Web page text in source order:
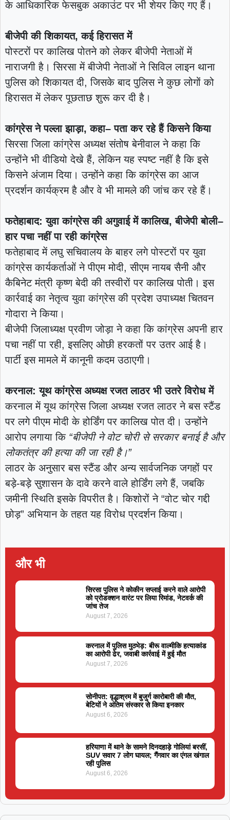
के आधिकारिक फेसबुक अकाउंट पर भी शेयर किए गए हैं।
बीजेपी की शिकायत, कई हिरासत में
पोस्टरों पर कालिख पोतने को लेकर बीजेपी नेताओं में
नाराजगी है। सिरसा में बीजेपी नेताओं ने सिविल लाइन थाना
पुलिस को शिकायत दी, जिसके बाद पुलिस ने कुछ लोगों को
हिरासत में लेकर पूछताछ शुरू कर दी है।
कांग्रेस ने पल्ला झाड़ा, कहा– पता कर रहे हैं किसने किया
सिरसा जिला कांग्रेस अध्यक्ष संतोष बेनीवाल ने कहा कि
उन्होंने भी वीडियो देखे हैं, लेकिन यह स्पष्ट नहीं है कि इसे
किसने अंजाम दिया। उन्होंने कहा कि कांग्रेस का आज
प्रदर्शन कार्यक्रम है और वे भी मामले की जांच कर रहे हैं।
फतेहाबाद: युवा कांग्रेस की अगुवाई में कालिख, बीजेपी बोली–
हार पचा नहीं पा रही कांग्रेस
फतेहाबाद में लघु सचिवालय के बाहर लगे पोस्टरों पर युवा
कांग्रेस कार्यकर्ताओं ने पीएम मोदी, सीएम नायब सैनी और
कैबिनेट मंत्री कृष्ण बेदी की तस्वीरों पर कालिख पोती। इस
कार्रवाई का नेतृत्व युवा कांग्रेस की प्रदेश उपाध्यक्ष चितवन
गोदारा ने किया।
बीजेपी जिलाध्यक्ष प्रवीण जोड़ा ने कहा कि कांग्रेस अपनी हार
पचा नहीं पा रही, इसलिए ओछी हरकतों पर उतर आई है।
पार्टी इस मामले में कानूनी कदम उठाएगी।
करनाल: यूथ कांग्रेस अध्यक्ष रजत लाठर भी उतरे विरोध में
करनाल में यूथ कांग्रेस जिला अध्यक्ष रजत लाठर ने बस स्टैंड
पर लगे पीएम मोदी के होर्डिंग पर कालिख पोत दी। उन्होंने
आरोप लगाया कि “बीजेपी ने वोट चोरी से सरकार बनाई है और
लोकतंत्र की हत्या की जा रही है।”
लाठर के अनुसार बस स्टैंड और अन्य सार्वजनिक जगहों पर
बड़े-बड़े सुशासन के दावे करने वाले होर्डिंग लगे हैं, जबकि
जमीनी स्थिति इसके विपरीत है। किशोरों ने “वोट चोर गद्दी
छोड़” अभियान के तहत यह विरोध प्रदर्शन किया।
और भी
सिरसा पुलिस ने कोकीन सप्लाई करने वाले आरोपी
को प्रोडक्शन वारंट पर लिया रिमांड, नेटवर्क की
जांच तेज
August 7, 2026
करनाल में पुलिस मुठभेड़: बीरू वाल्मीकि हत्याकांड
का आरोपी ढेर, जवाबी कार्रवाई में हुई मौत
August 7, 2026
सोनीपत: वृद्धाश्रम में बुजुर्ग कारोबारी की मौत,
बेटियों ने अंतिम संस्कार से किया इनकार
August 6, 2026
हरियाणा में थाने के सामने दिनदहाड़े गोलियां बरसीं,
SUV सवार 7 लोग घायल; गैंगवार का एंगल खंगाल
रही पुलिस
August 6, 2026